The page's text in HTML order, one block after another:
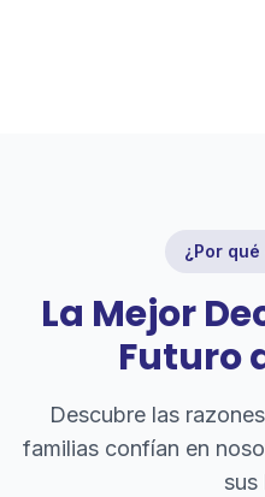
¿Por
La Mejor
Futuro
Descubre las
familias confían en
sus